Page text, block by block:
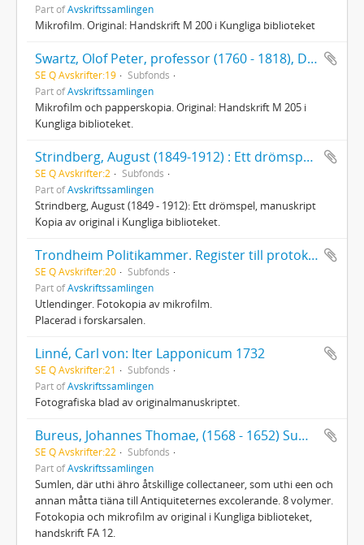
Part ofAvskriftssamlingen
Mikrofilm. Original: Handskrift M 200 i Kungliga biblioteket
Swartz, Olof Peter, professor (1760 - 1818), Dagbok öfver min resa till Lappmarken 1780
SE Q Avskrifter:19
Subfonds
Part ofAvskriftssamlingen
Mikrofilm och papperskopia. Original: Handskrift M 205 i
Kungliga biblioteket.
Strindberg, August (1849-1912) : Ett drömspel, manuskript
SE Q Avskrifter:2
Subfonds
Part ofAvskriftssamlingen
Strindberg, August (1849 - 1912): Ett drömspel, manuskript
Kopia av original i Kungliga biblioteket.
Trondheim Politikammer. Register till protokoll over utvandrede personer 1867 - 1890
SE Q Avskrifter:20
Subfonds
Part ofAvskriftssamlingen
Utlendinger. Fotokopia av mikrofilm.
Placerad i forskarsalen.
Linné, Carl von: Iter Lapponicum 1732
SE Q Avskrifter:21
Subfonds
Part ofAvskriftssamlingen
Fotografiska blad av originalmanuskriptet.
Bureus, Johannes Thomae, (1568 - 1652) Sumlen
SE Q Avskrifter:22
Subfonds
Part ofAvskriftssamlingen
Sumlen, där uthi ähro åtskillige collectaneer, som uthi een och
annan måtta tiäna till Antiquiteternes excolerande. 8 volymer.
Fotokopia och mikrofilm av original i Kungliga biblioteket,
handskrift FA 12.